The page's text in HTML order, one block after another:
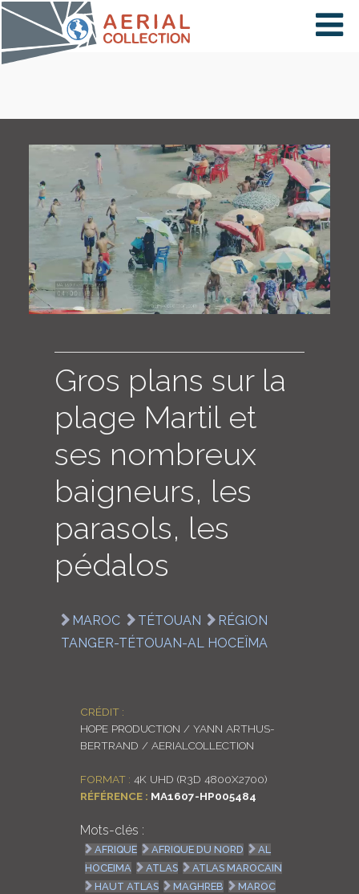
×
PAYS
CARTE
COLLECTIONS
LOGIN
ENGLISH
Gros plans sur la
plage Martil et
ses nombreux
baigneurs, les
parasols, les
pédalos
MAROC TÉTOUAN
RÉGION
TANGER-TÉTOUAN-AL HOCEÏMA
CRÉDIT :
HOPE PRODUCTION / YANN ARTHUS-
BERTRAND / AERIALCOLLECTION
FORMAT : 4K UHD (R3D 4800X2700)
RÉFÉRENCE : MA1607-HP005484
Mots-clés :
AFRIQUE AFRIQUE DU NORD
AL
HOCEIMA
ATLAS
ATLAS MAROCAIN
HAUT ATLAS
MAGHREB
MAROC